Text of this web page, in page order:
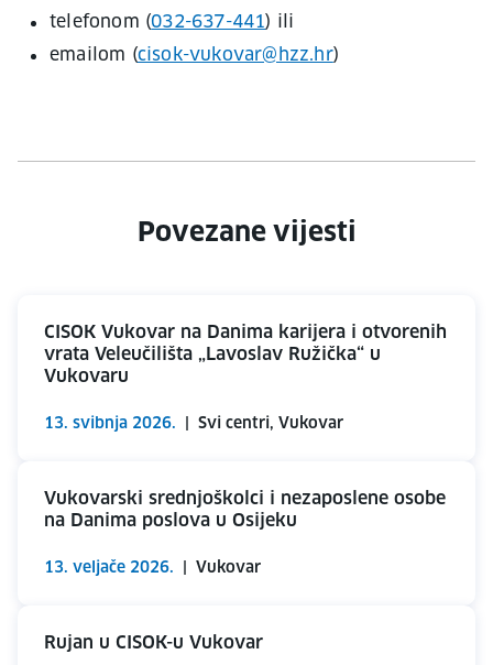
telefonom (032-637-441) ili
emailom (cisok-vukovar@hzz.hr)
Povezane vijesti
CISOK Vukovar na Danima karijera i otvorenih
vrata Veleučilišta „Lavoslav Ružička“ u
Vukovaru
13. svibnja 2026. Svi centri, Vukovar
Vukovarski srednjoškolci i nezaposlene osobe
na Danima poslova u Osijeku
13. veljače 2026. Vukovar
Rujan u CISOK-u Vukovar